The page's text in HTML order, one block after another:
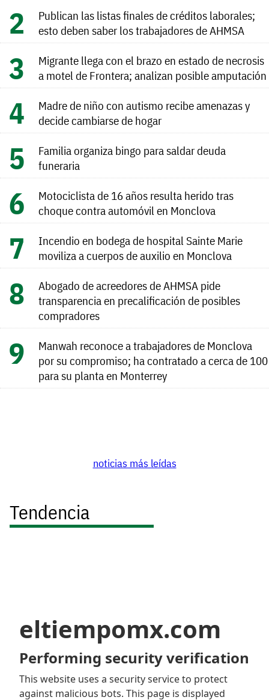
Publican las listas finales de créditos laborales;
esto deben saber los trabajadores de AHMSA
Migrante llega con el brazo en estado de necrosis
a motel de Frontera; analizan posible amputación
Madre de niño con autismo recibe amenazas y
decide cambiarse de hogar
Familia organiza bingo para saldar deuda
funeraria
Motociclista de 16 años resulta herido tras
choque contra automóvil en Monclova
Incendio en bodega de hospital Sainte Marie
moviliza a cuerpos de auxilio en Monclova
Abogado de acreedores de AHMSA pide
transparencia en precalificación de posibles
compradores
Manwah reconoce a trabajadores de Monclova
por su compromiso; ha contratado a cerca de 100
para su planta en Monterrey
noticias más leídas
Tendencia